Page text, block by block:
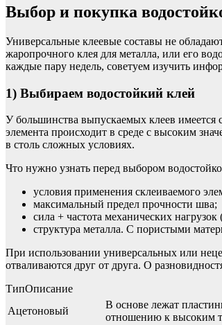
Выбор и покупка
Универсальные клеевые составы не
жаропрочного клея для металла, или его
каждые пару недель, советуем изучить
1) Выбираем водостойкий клей
У большинства выпускаемых клеев имеется
элемента происходит в среде с высоким
в столь сложных условиях.
Что нужно узнать перед выбором
условия применения склеиваемого
максимальный предел прочности шва;
сила + частота механических
структура металла. С пористыми
При использовании универсальных или
отваливаются друг от друга. О
ТипОписание
Ацетоновый
В основе лежат
отношению к высоким